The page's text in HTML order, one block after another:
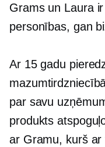
Grams un Laura
personības, gan
Ar 15 gadu
par savu
produkts
ar Gramu, kurš ar